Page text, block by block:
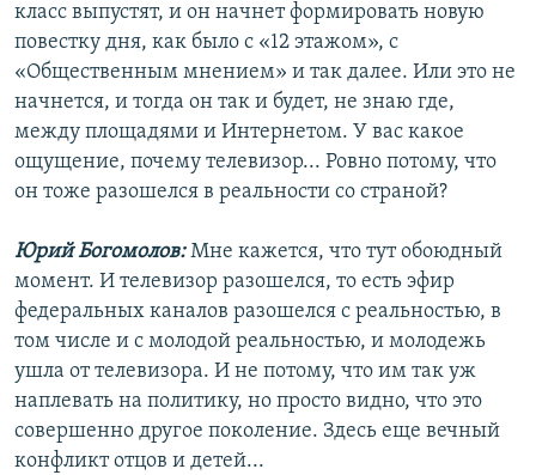
класс выпустят, и он начнет формировать новую
повестку дня, как было с «12 этажом», с
«Общественным мнением» и так далее. Или это не
начнется, и тогда он так и будет, не знаю где,
между площадями и Интернетом. У вас какое
ощущение, почему телевизор... Ровно потому, что
он тоже разошелся в реальности со страной?
Юрий Богомолов:Мне кажется, что тут обоюдный
момент. И телевизор разошелся, то есть эфир
федеральных каналов разошелся с реальностью, в
том числе и с молодой реальностью, и молодежь
ушла от телевизора. И не потому, что им так уж
наплевать на политику, но просто видно, что это
совершенно другое поколение. Здесь еще вечный
конфликт отцов и детей...